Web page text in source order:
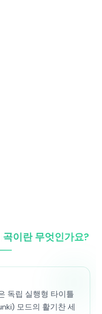
이란 무엇인가요?
독립 실행형 타이틀
모드의 활기찬 세